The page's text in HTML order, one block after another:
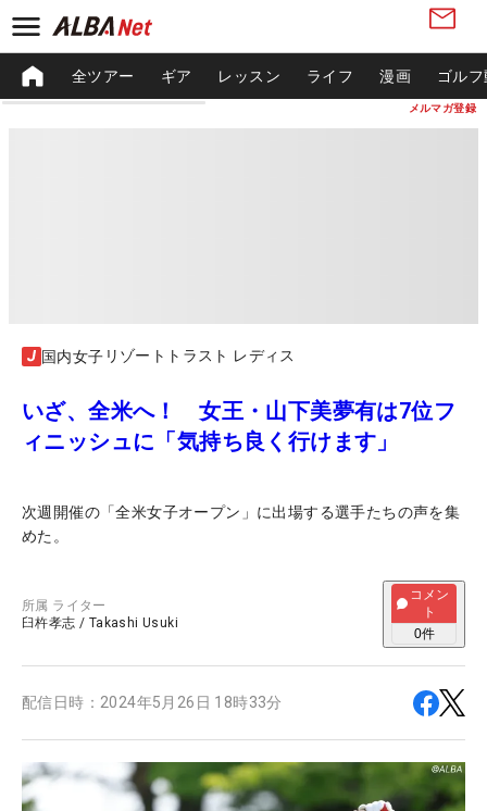
メルマガ登録
全ツアー ギア レッスン ライフ 漫画 ゴル
国内女子 リゾートトラスト レディス
いざ、全米へ！ 女王・山下美夢有は7位フ
ィニッシュに「気持ち良く行けます」
次週開催の「全米女子オープン」に出場する選手たちの声を集
めた。
所属 ライター
臼杵孝志 / Takashi Usuki
コメン
ト
0件
配信日時： 2024年5月26日 18時33分